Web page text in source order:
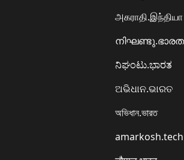
அகராதி.இந்தியா
ನಿಘಂಟು.ಭಾರತ
ଅଭିଧାନ.ଭାରତ
অভিধান.ভারত
amarkosh.tech